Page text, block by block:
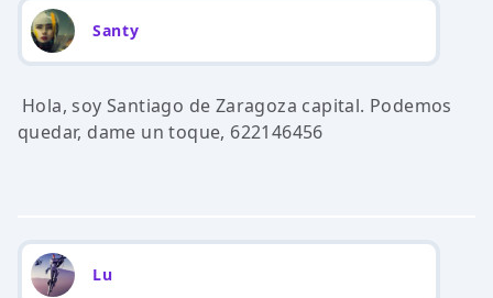
Santy
Hola, soy Santiago de Zaragoza capital. Podemos
quedar, dame un toque, 622146456
Lu